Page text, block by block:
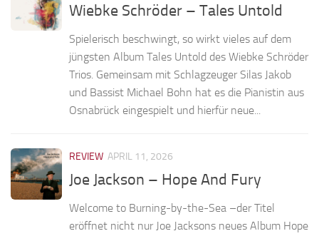
Wiebke Schröder – Tales Untold
Spielerisch beschwingt, so wirkt vieles auf dem
jüngsten Album Tales Untold des Wiebke Schröder
Trios. Gemeinsam mit Schlagzeuger Silas Jakob
und Bassist Michael Bohn hat es die Pianistin aus
Osnabrück eingespielt und hierfür neue...
REVIEW APRIL 11, 2026
Joe Jackson – Hope And Fury
Welcome to Burning-by-the-Sea –der Titel
eröffnet nicht nur Joe Jacksons neues Album Hope